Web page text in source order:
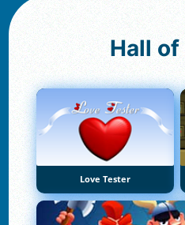
Hall of
Love Tester